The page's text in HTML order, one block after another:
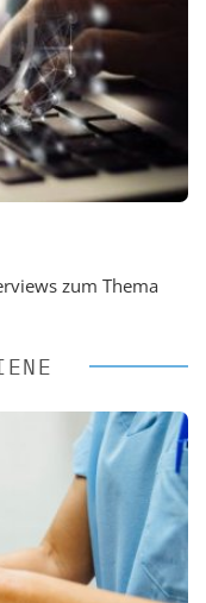
zum Thema